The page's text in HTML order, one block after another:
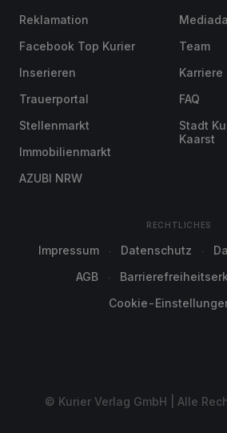
Reklamation
Facebook Top Kurier
Inserieren
Trauerportal
Stellenmarkt
Immobilienmarkt
AZUBI NRW
Team
Karriere
FAQ
Stadt
Kaarst
RECHTLICHES
Impressum Datenschutz
AGB
Cookie-
© Kurier Verlag GmbH | Alle